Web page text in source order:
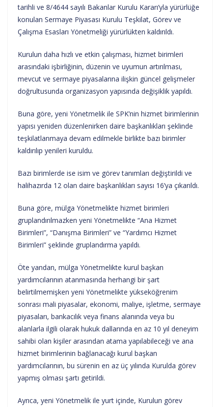
tarihli ve 8/4644 sayılı Bakanlar Kurulu Kararı’yla yürürlüğe
konulan Sermaye Piyasası Kurulu Teşkilat, Görev ve
Çalışma Esasları Yönetmeliği yürürlükten kaldırıldı.
Kurulun daha hızlı ve etkin çalışması, hizmet birimleri
arasındaki işbirliğinin, düzenin ve uyumun artırılması,
mevcut ve sermaye piyasalarına ilişkin güncel gelişmeler
doğrultusunda organizasyon yapısında değişiklik yapıldı.
Buna göre, yeni Yönetmelik ile SPK’nin hizmet birimlerinin
yapısı yeniden düzenlenirken daire başkanlıkları şeklinde
teşkilatlanmaya devam edilmekle birlikte bazı birimler
kaldırılıp yenileri kuruldu.
Bazı birimlerde ise isim ve görev tanımları değiştirildi ve
halihazırda 12 olan daire başkanlıkları sayısı 16’ya çıkarıldı.
Buna göre, mülga Yönetmelikte hizmet birimleri
gruplandırılmazken yeni Yönetmelikte “Ana Hizmet
Birimleri”, “Danışma Birimleri” ve “Yardımcı Hizmet
Birimleri” şeklinde gruplandırma yapıldı.
Öte yandan, mülga Yönetmelikte kurul başkan
yardımcılarının atanmasında herhangi bir şart
belirtilmemişken yeni Yönetmelikte yükseköğrenim
sonrası mali piyasalar, ekonomi, maliye, işletme, sermaye
piyasaları, bankacılık veya finans alanında veya bu
alanlarla ilgili olarak hukuk dallarında en az 10 yıl deneyim
sahibi olan kişiler arasından atama yapılabileceği ve ana
hizmet birimlerinin bağlanacağı kurul başkan
yardımcılarının, bu sürenin en az üç yılında Kurulda görev
yapmış olması şartı getirildi.
Ayrıca, yeni Yönetmelik ile yurt içinde, Kurulun görev